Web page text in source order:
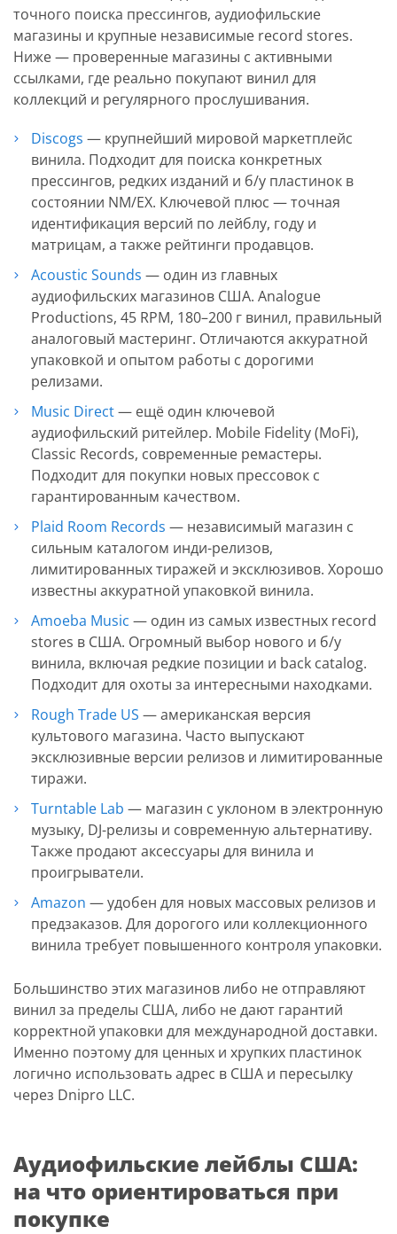
точного поиска прессингов, аудиофильские
магазины и крупные независимые record stores.
Ниже — проверенные магазины с активными
ссылками, где реально покупают винил для
коллекций и регулярного прослушивания.
Discogs — крупнейший мировой маркетплейс
винила. Подходит для поиска конкретных
прессингов, редких изданий и б/у пластинок в
состоянии NM/EX. Ключевой плюс — точная
идентификация версий по лейблу, году и
матрицам, а также рейтинги продавцов.
Acoustic Sounds — один из главных
аудиофильских магазинов США. Analogue
Productions, 45 RPM, 180–200 г винил, правильный
аналоговый мастеринг. Отличаются аккуратной
упаковкой и опытом работы с дорогими
релизами.
Music Direct— ещё один ключевой
аудиофильский ритейлер. Mobile Fidelity (MoFi),
Classic Records, современные ремастеры.
Подходит для покупки новых прессовок с
гарантированным качеством.
Plaid Room Records — независимый магазин с
сильным каталогом инди-релизов,
лимитированных тиражей и эксклюзивов. Хорошо
известны аккуратной упаковкой винила.
Amoeba Music — один из самых известных record
stores в США. Огромный выбор нового и б/у
винила, включая редкие позиции и back catalog.
Подходит для охоты за интересными находками.
Rough Trade US — американская версия
культового магазина. Часто выпускают
эксклюзивные версии релизов и лимитированные
тиражи.
Turntable Lab — магазин с уклоном в электронную
музыку, DJ-релизы и современную альтернативу.
Также продают аксессуары для винила и
проигрыватели.
Amazon — удобен для новых массовых релизов и
предзаказов. Для дорогого или коллекционного
винила требует повышенного контроля упаковки.
Большинство этих магазинов либо не отправляют
винил за пределы США, либо не дают гарантий
корректной упаковки для международной доставки.
Именно поэтому для ценных и хрупких пластинок
логично использовать адрес в США и пересылку
через Dnipro LLC.
Аудиофильские лейблы США:
на что ориентироваться при
покупке